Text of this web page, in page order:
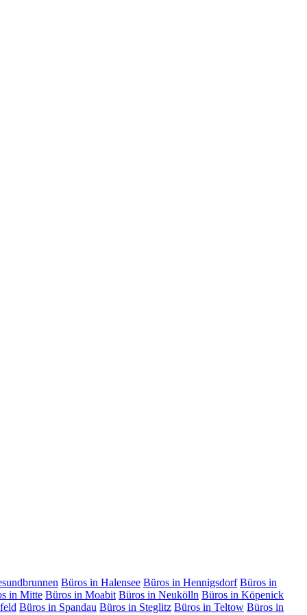
Büros in Halensee Büros in Hennigsdorf Büros in
in Mitte Büros in Moabit Büros in Neukölln Büros in Köpenick
Büros in Spandau Büros in Steglitz Büros in Teltow Büros in